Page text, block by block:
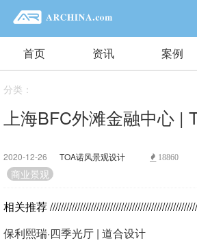
首页 资讯 案例
分类：
上海BFC外滩金融中心 |
2020-12-26 TOA诺风景观设计 18860
商业景观
相关推荐
保利熙瑞·四季光厅 | 道合设计